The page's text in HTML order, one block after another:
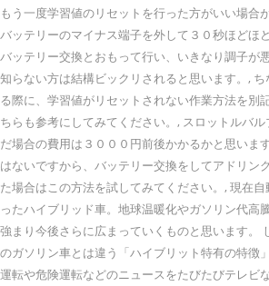
もう一度学習値のリセットを行った方がいい場合
バッテリーのマイナス端子を外して３０秒ほどほ
バッテリー交換とおもって行い、いきなり調子が
知らない方は結構ビックリされると思います。,
る際に、学習値がリセットされない作業方法を別
ちらも参考にしてみてください。, スロットルバ
だ場合の費用は３０００円前後かかるかと思いま
はないですから、バッテリー交換をしてアドリン
た場合はこの方法を試してみてください。, 現在
ったハイブリッド車。地球温暖化やガソリン代高
強まり今後さらに広まっていくものと思います。
のガソリン車とは違う「ハイブリット特有の特徴
運転や危険運転などのニュースをたびたびテレビ